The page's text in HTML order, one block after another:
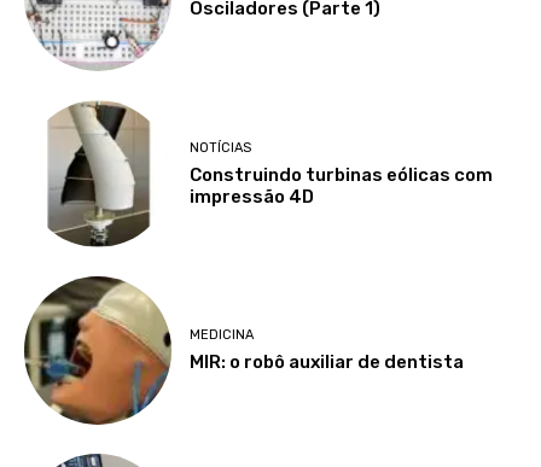
Osciladores (Parte 1)
NOTÍCIAS
Construindo turbinas eólicas com
impressão 4D
MEDICINA
MIR: o robô auxiliar de dentista